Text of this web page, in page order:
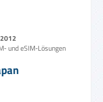
und eSIM‑Lösungen